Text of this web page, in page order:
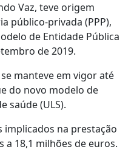
Vaz, teve origem
público-privada (PPP),
de Entidade Pública
de 2019.
manteve em vigor até
do novo modelo de
saúde (ULS).
implicados na prestação
18,1 milhões de euros.